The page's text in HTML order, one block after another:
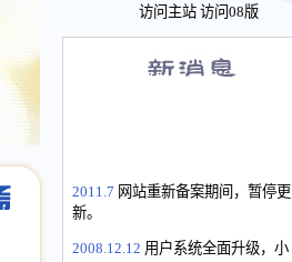
访问主站 访问08版
2011.7 网站重新备案期间，暂停更
新。
2008.12.12 用户系统全面升级，小